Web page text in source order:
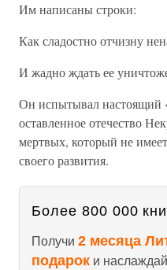
Им написаны строки:
Как сладостно отчизну
И жадно ждать ее
Он испытывал настоящий
оставленное отечество
мертвых, который не
своего развития.
Более 800 000
Получи 2 месяца
подарок и